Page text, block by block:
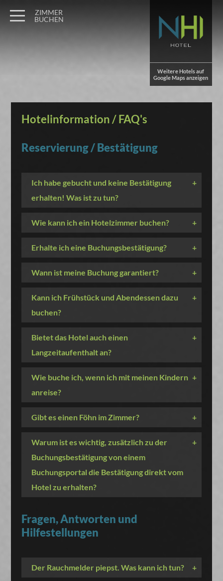
Weitere Hotels auf
Google Maps anzeigen
ZIMMER
BUCHEN
Hotelinformation / FAQ's
Reservierung / Bestätigung
Ich habe gebucht und keine Bestätigung
erhalten! Was ist zu tun?
+
Wie kann ich ein Hotelzimmer buchen? +
Erhalte ich eine Buchungsbestätigung? +
Wann ist meine Buchung garantiert? +
Kann ich Frühstück und Abendessen dazu
buchen?
+
Bietet das Hotel auch einen
Langzeitaufenthalt an?
+
Wie buche ich, wenn ich mit meinen Kindern
anreise?
+
Gibt es einen Föhn im Zimmer? +
Warum ist es wichtig, zusätzlich zu der
Buchungsbestätigung von einem
Buchungsportal die Bestätigung direkt vom
Hotel zu erhalten?
+
Fragen, Antworten und
Hilfestellungen
Der Rauchmelder piepst. Was kann ich tun? +